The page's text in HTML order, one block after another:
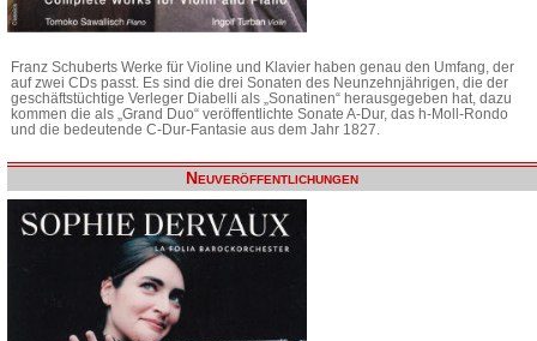
Franz Schuberts Werke für Violine und Klavier haben genau den Umfang, der
auf zwei CDs passt. Es sind die drei Sonaten des Neunzehnjährigen, die der
geschäftstüchtige Verleger Diabelli als „Sonatinen“ herausgegeben hat, dazu
kommen die als „Grand Duo“ veröffentlichte Sonate A-Dur, das h-Moll-Rondo
und die bedeutende C-Dur-Fantasie aus dem Jahr 1827.
Neuveröffentlichungen